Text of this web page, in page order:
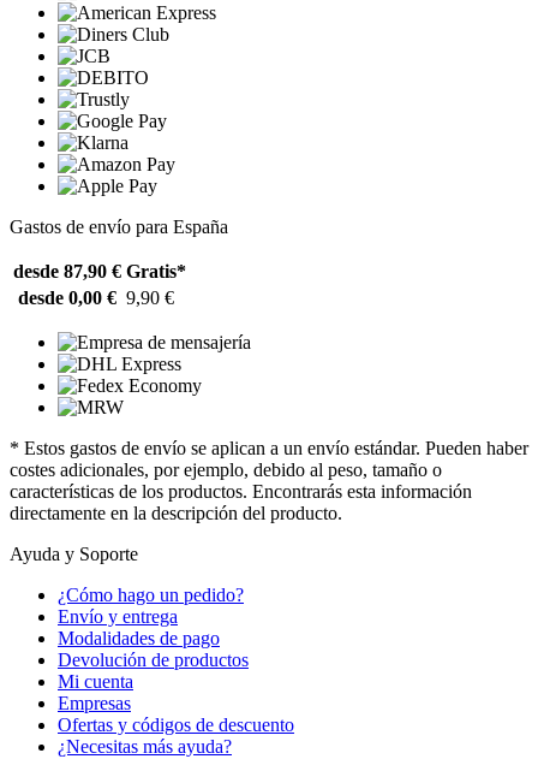
Gastos de envío para España
desde 87,90 € Gratis*
desde 0,00 € 9,90 €
* Estos gastos de envío se aplican a un envío estándar. Pueden haber
costes adicionales, por ejemplo, debido al peso, tamaño o
características de los productos. Encontrarás esta información
directamente en la descripción del producto.
Ayuda y Soporte
¿Cómo hago un pedido?
Envío y entrega
Modalidades de pago
Devolución de productos
Mi cuenta
Empresas
Ofertas y códigos de descuento
¿Necesitas más ayuda?